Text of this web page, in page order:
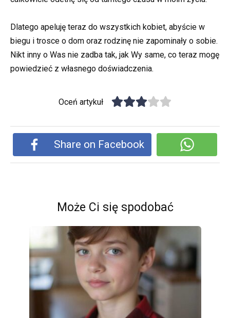
Dlatego apeluję teraz do wszystkich kobiet, abyście w
biegu i trosce o dom oraz rodzinę nie zapominały o sobie.
Nikt inny o Was nie zadba tak, jak Wy same, co teraz mogę
powiedzieć z własnego doświadczenia.
Oceń artykuł
Share on Facebook
Może Ci się spodobać